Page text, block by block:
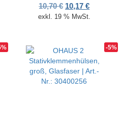
Preis war: 10,70 €
Preis ist: 10,17 €.
10,70€ Ursprünglicher
10,17€Aktueller
exkl. 19 % MwSt.
-5%